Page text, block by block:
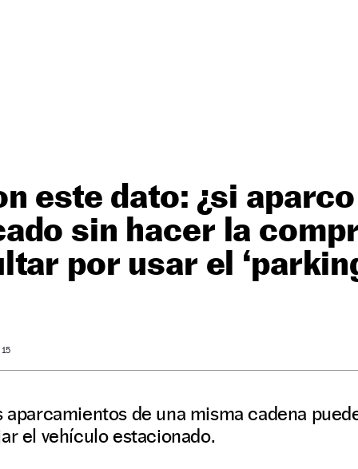
este dato: ¿si
sin hacer la
por usar el
de una misma cadena
el vehículo estacionado.